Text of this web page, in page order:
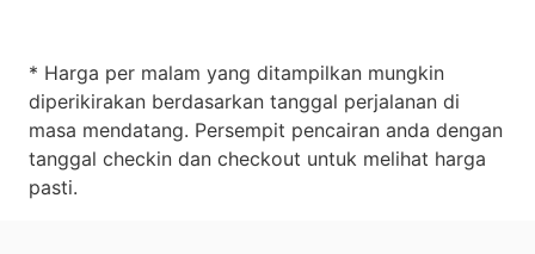
* Harga per malam yang ditampilkan mungkin
diperikirakan berdasarkan tanggal perjalanan di
masa mendatang. Persempit pencairan anda dengan
tanggal checkin dan checkout untuk melihat harga
pasti.